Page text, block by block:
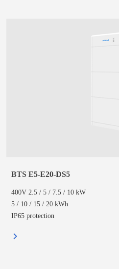
BTS E5-E20-DS5
400V 2.5 / 5 / 7.5 / 10 kW
5 / 10 / 15 / 20 kWh
IP65 protection